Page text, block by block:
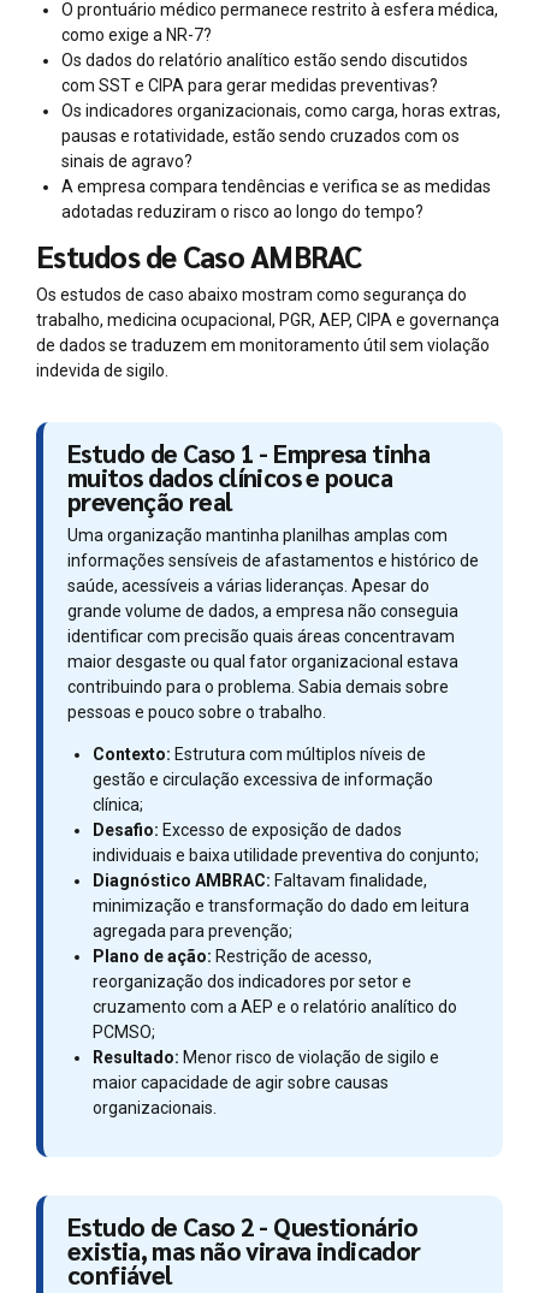
O prontuário médico permanece restrito à esfera médica,
como exige a NR-7?
Os dados do relatório analítico estão sendo discutidos
com SST e CIPA para gerar medidas preventivas?
Os indicadores organizacionais, como carga, horas extras,
pausas e rotatividade, estão sendo cruzados com os
sinais de agravo?
A empresa compara tendências e verifica se as medidas
adotadas reduziram o risco ao longo do tempo?
Estudos de Caso AMBRAC
Os estudos de caso abaixo mostram como segurança do
trabalho, medicina ocupacional, PGR, AEP, CIPA e governança
de dados se traduzem em monitoramento útil sem violação
indevida de sigilo.
Estudo de Caso 1 - Empresa tinha
muitos dados clínicos e pouca
prevenção real
Uma organização mantinha planilhas amplas com
informações sensíveis de afastamentos e histórico de
saúde, acessíveis a várias lideranças. Apesar do
grande volume de dados, a empresa não conseguia
identificar com precisão quais áreas concentravam
maior desgaste ou qual fator organizacional estava
contribuindo para o problema. Sabia demais sobre
pessoas e pouco sobre o trabalho.
Contexto: Estrutura com múltiplos níveis de
gestão e circulação excessiva de informação
clínica;
Desafio: Excesso de exposição de dados
individuais e baixa utilidade preventiva do conjunto;
Diagnóstico AMBRAC: Faltavam finalidade,
minimização e transformação do dado em leitura
agregada para prevenção;
Plano de ação: Restrição de acesso,
reorganização dos indicadores por setor e
cruzamento com a AEP e o relatório analítico do
PCMSO;
Resultado: Menor risco de violação de sigilo e
maior capacidade de agir sobre causas
organizacionais.
Estudo de Caso 2 - Questionário
existia, mas não virava indicador
confiável